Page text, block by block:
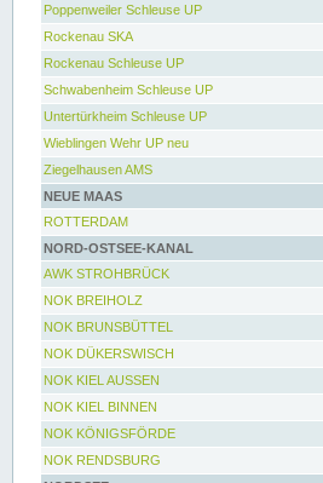
Poppenweiler Schleuse UP
Rockenau SKA
Rockenau Schleuse UP
Schwabenheim Schleuse UP
Untertürkheim Schleuse UP
Wieblingen Wehr UP neu
Ziegelhausen AMS
NEUE MAAS
ROTTERDAM
NORD-OSTSEE-KANAL
AWK STROHBRÜCK
NOK BREIHOLZ
NOK BRUNSBÜTTEL
NOK DÜKERSWISCH
NOK KIEL AUSSEN
NOK KIEL BINNEN
NOK KÖNIGSFÖRDE
NOK RENDSBURG